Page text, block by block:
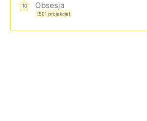
10 Obsesja
(501 projekcje)